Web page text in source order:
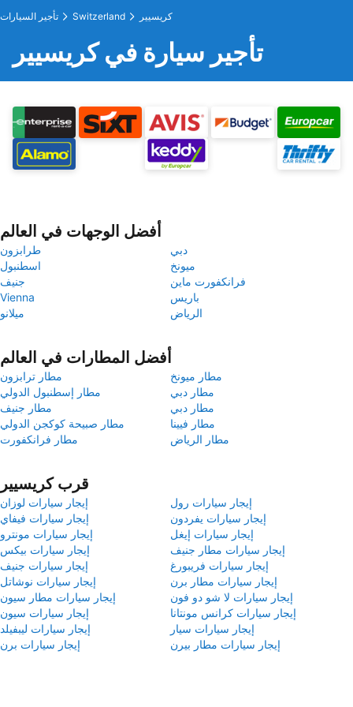
تأجير السيارات Switzerland كريسيير
تأجير سيارة في كريسيير
أفضل الوجهات في العالم
طرابزون
دبي
اسطنبول
ميونخ
جنيف
فرانكفورت ماين
Vienna
باريس
ميلانو
الرياض
أفضل المطارات في العالم
مطار ترابزون
مطار ميونخ
مطار إسطنبول الدولي
مطار دبي
مطار جنيف
مطار دبي
مطار صبيحة كوكجن الدولي
مطار فيينا
مطار فرانكفورت
مطار الرياض
قرب كريسيير
إيجار سيارات لوزان
إيجار سيارات رول
إيجار سيارات فيفاي
إيجار سيارات يفردون
إيجار سيارات مونترو
إيجار سيارات إيغل
إيجار سيارات بيكس
إيجار سيارات مطار جنيف
إيجار سيارات جنيف
إيجار سيارات فريبورغ
إيجار سيارات نوشاتل
إيجار سيارات مطار برن
إيجار سيارات مطار سيون
إيجار سيارات لا شو دو فون
إيجار سيارات سيون
إيجار سيارات كرانس مونتانا
إيجار سيارات ليبفيلد
إيجار سيارات سيار
إيجار سيارات برن
إيجار سيارات مطار بيرن